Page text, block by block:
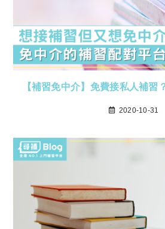
【補習免中介】免費接私人補習
2020-10-31